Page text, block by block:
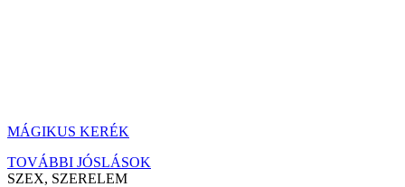
MÁGIKUS KERÉK
TOVÁBBI JÓSLÁSOK
SZEX, SZERELEM